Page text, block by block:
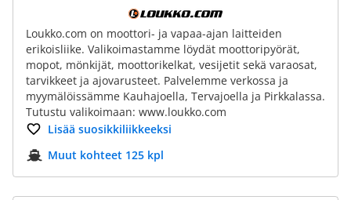
Loukko.com on moottori- ja vapaa-ajan laitteiden
erikoisliike. Valikoimastamme löydät moottoripyörät,
mopot, mönkijät, moottorikelkat, vesijetit sekä varaosat,
tarvikkeet ja ajovarusteet. Palvelemme verkossa ja
myymälöissämme Kauhajoella, Tervajoella ja Pirkkalassa.
Tutustu valikoimaan: www.loukko.com
Lisää suosikkiliikkeeksi
Muut kohteet 125 kpl